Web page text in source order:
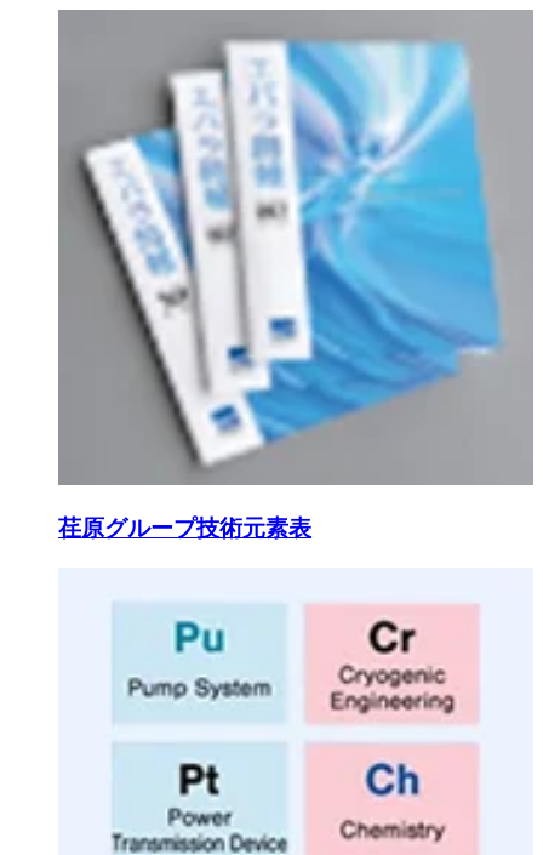
荏原グループ技術元素表